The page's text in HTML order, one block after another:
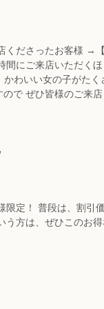
くださったお客様 →
にご来店いただく
わいい女の子がた
で ぜひ皆様のご来
限定！ 普段は、割
方は、ぜひこのお